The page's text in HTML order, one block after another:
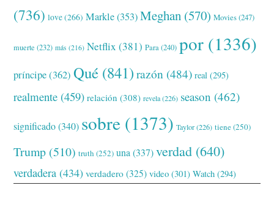
(736) love(266) Markle(353) Meghan (570) Movies(247)
muerte (232) más (216) Netflix (381) Para(240) por (1336)
príncipe(362) Qué (841) razón (484) real (295)
realmente (459) relación (308) revela(226) season (462)
significado(340) sobre (1373) Taylor(226) tiene(250)
Trump (510) truth (252) una(337) verdad (640)
verdadera (434) verdadero (325) video (301) Watch (294)